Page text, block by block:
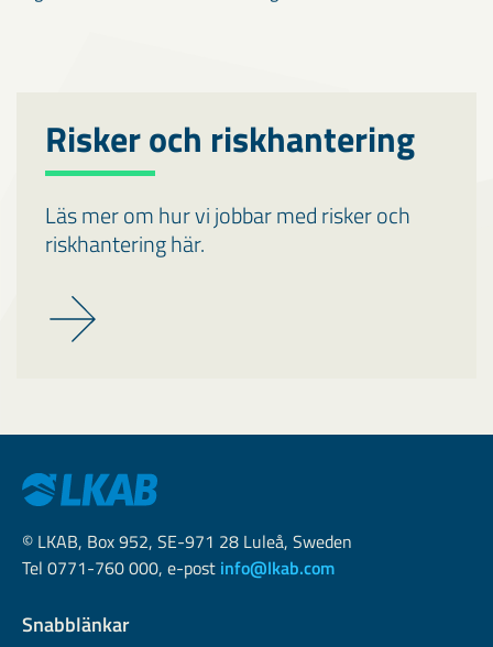
Risker och riskhantering
Läs mer om hur vi jobbar med risker och
riskhantering här.
© LKAB, Box 952, SE-971 28 Luleå, Sweden
Tel 0771-760 000, e-post info@lkab.com
Snabblänkar